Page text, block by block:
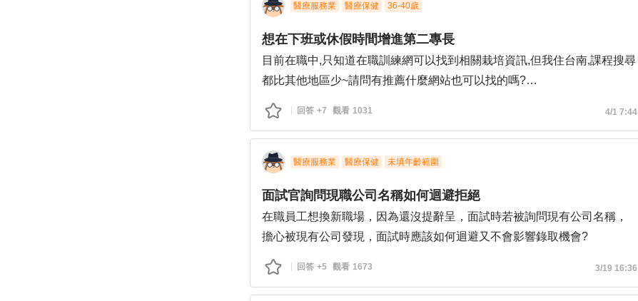
醫療服務業 醫療保健 36-40歲
想在下班或休假時間增進第二專長
目前在職中,只知道在職訓練網可以找到相關栽培資訊,但我住台南,課程搜尋
都比其他地區少~請問有推薦什麼網站也可以找的嗎?
真的不想混吃等死
回答 +7 觀看 1031 4/1 7:44
醫療服務業 醫療保健 未填年齡範圍
面試官詢問現職公司名稱如何迴避拒絕
在職員工想換新職場，因為還沒提辭呈，面試時若被詢問現有公司名稱，
擔心被現有公司發現，面試時應該如何迴避又不會影響錄取機會?
回答 +5 觀看 1673 3/19 16:36